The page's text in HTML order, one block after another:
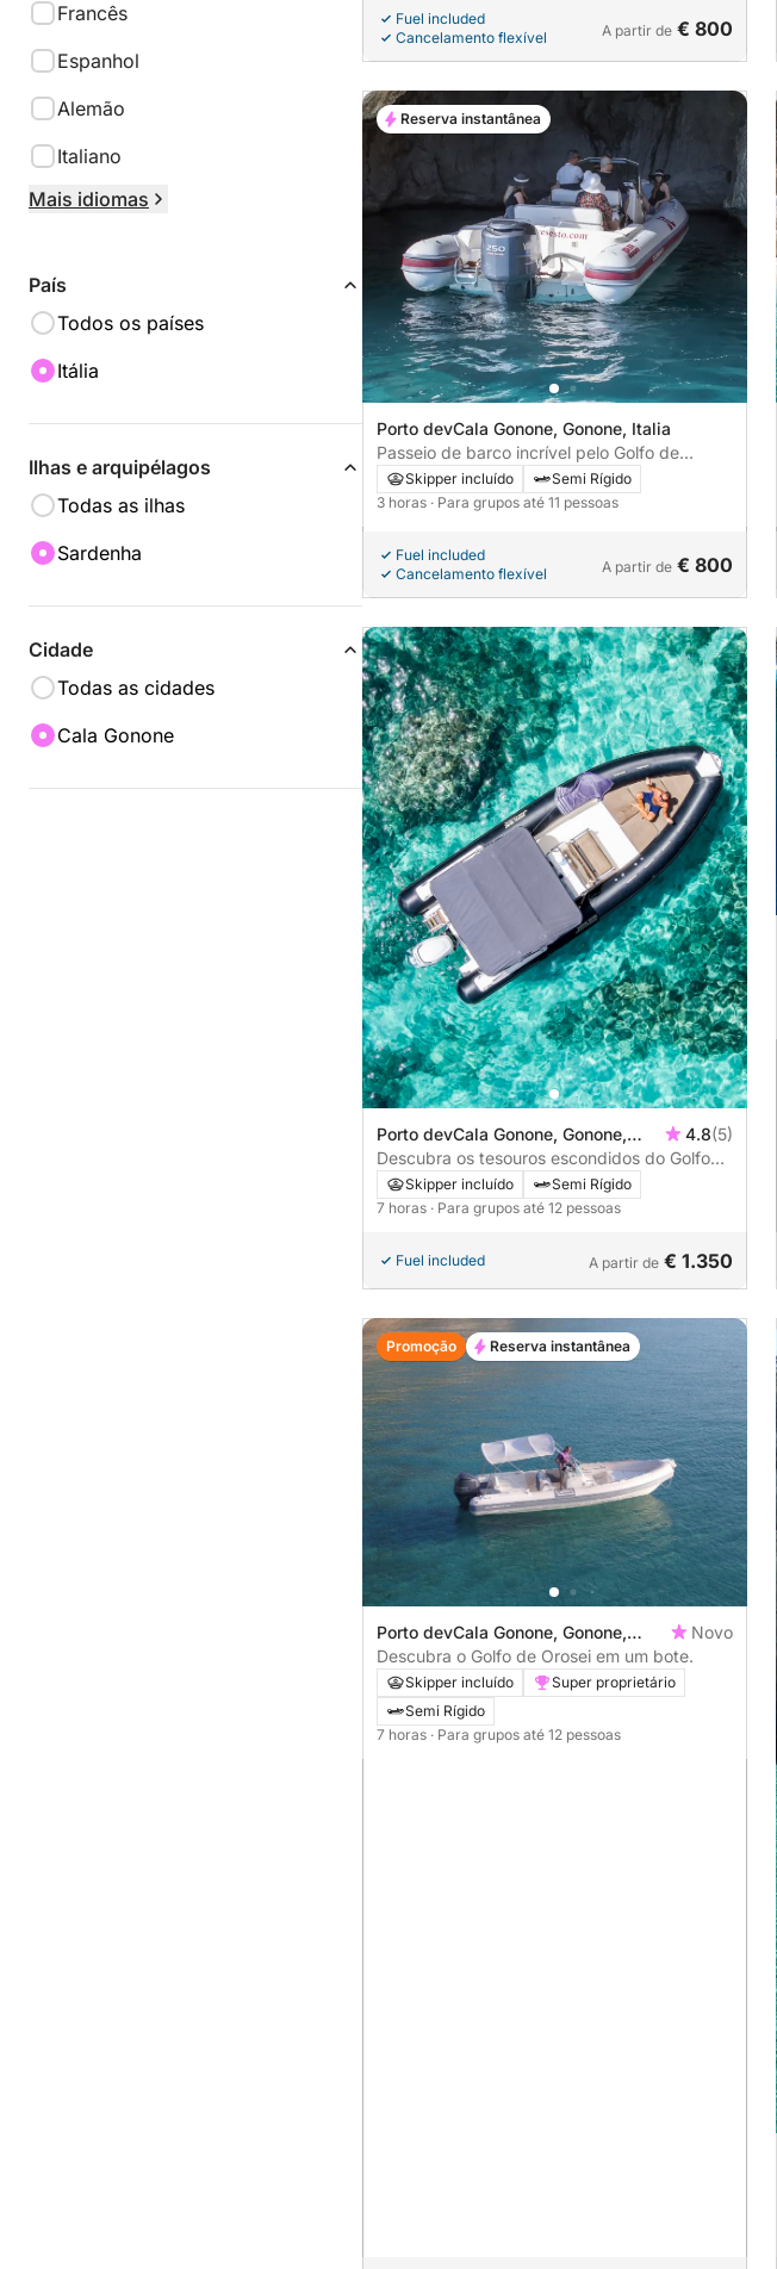
Francês
Espanhol
Alemão
Italiano
Mais idiomas
País
Todos os países
Itália
Ilhas e arquipélagos
Todas as ilhas
Sardenha
Cidade
Todas as cidades
Cala Gonone
Fuel included
Cancelamento flexível
A partir de € 800
Porto devCala Gonone, Gonone, Italia
Passeio de barco incrível pelo Golfo de
OroseiSkipper incluído
Semi Rígido
3 horas · Para grupos até 11 pessoas
Fuel included
Cancelamento flexível
A partir de € 800
Reserva instantânea
Porto devCala Gonone, Gonone,
Italia
4.8(5)
Descubra os tesouros escondidos do Golfo
de Orosei - Passeio de dia inteiro
(CLUBMAN24)
Skipper incluído
Semi Rígido
7 horas · Para grupos até 12 pessoas
Fuel included A partir de € 1.350
Porto devCala Gonone, Gonone,
Italia
Novo
Descubra o Golfo de Orosei em um bote.
Skipper incluído
Super proprietário
Semi Rígido
7 horas · Para grupos até 12 pessoas
Promoção Reserva instantânea